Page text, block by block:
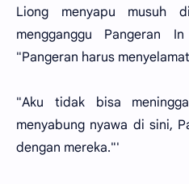
Liong menyapu musuh
mengganggu Pangeran
"Pangeran harus
"Aku tidak bisa
menyabung nyawa di sini,
dengan mereka."'